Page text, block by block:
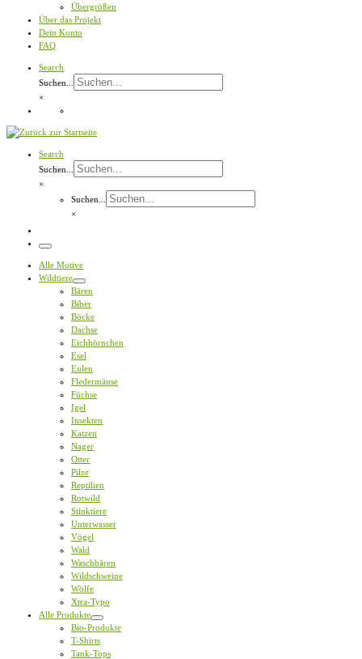
Übergrößen
Über das Projekt
Dein Konto
FAQ
Search
Suchen...
×
Search
Suchen...
×
Suchen...
×
Menü
Alle Motive
Wildtiere
Bären
Biber
Böcke
Dachse
Eichhörnchen
Esel
Eulen
Fledermäuse
Füchse
Igel
Insekten
Katzen
Nager
Otter
Pilze
Reptilien
Rotwild
Stinktiere
Unterwasser
Vögel
Wald
Waschbären
Wildschweine
Wölfe
Xtra-Typo
Alle Produkte
Bio-Produkte
T-Shirts
Tank-Tops